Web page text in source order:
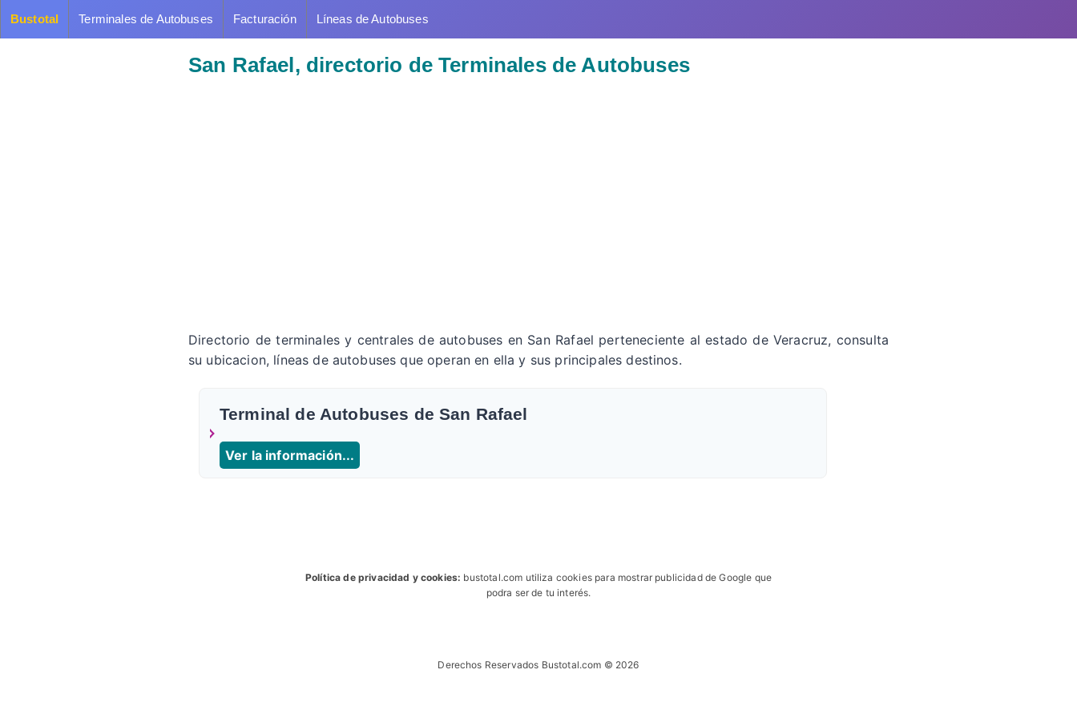
Bustotal Terminales de Autobuses Facturación Líneas de Autobuses
San Rafael, directorio de Terminales de Autobuses
Directorio de terminales y centrales de autobuses en San Rafael perteneciente al estado de Veracruz, consulta
su ubicacion, líneas de autobuses que operan en ella y sus principales destinos.
Terminal de Autobuses de San Rafael
Ver la información...
Política de privacidad y cookies: bustotal.com utiliza cookies para mostrar publicidad de Google que
podra ser de tu interés.
Derechos Reservados Bustotal.com © 2026